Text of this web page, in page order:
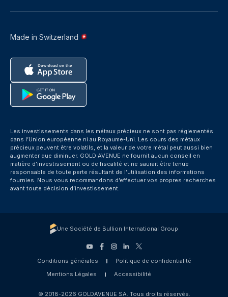
Made in Switzerland
Les investissements dans les métaux précieux ne sont pas réglementés
dans l’Union européenne ni au Royaume-Uni. Les cours des métaux
précieux peuvent être volatils, et la valeur de votre métal peut aussi bien
augmenter que diminuer. GOLD AVENUE ne fournit aucun conseil en
matière d’investissement ou de fiscalité et ne saurait être tenue
responsable de toute perte résultant de l’utilisation des informations
fournies. Nous vous recommandons d’effectuer vos propres recherches
avant toute décision d’investissement.
Une Société de Bullion International Group
Conditions générales
Politique de confidentialité
Mentions Légales
Accessibilité
© 2018-2026 GOLDAVENUE SA. Tous droits réservés.